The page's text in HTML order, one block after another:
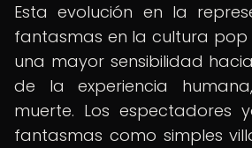
Esta evolución en la
fantasmas en la cultura pop
una mayor sensibilidad
de la experiencia
muerte. Los espectadores
fantasmas como simples